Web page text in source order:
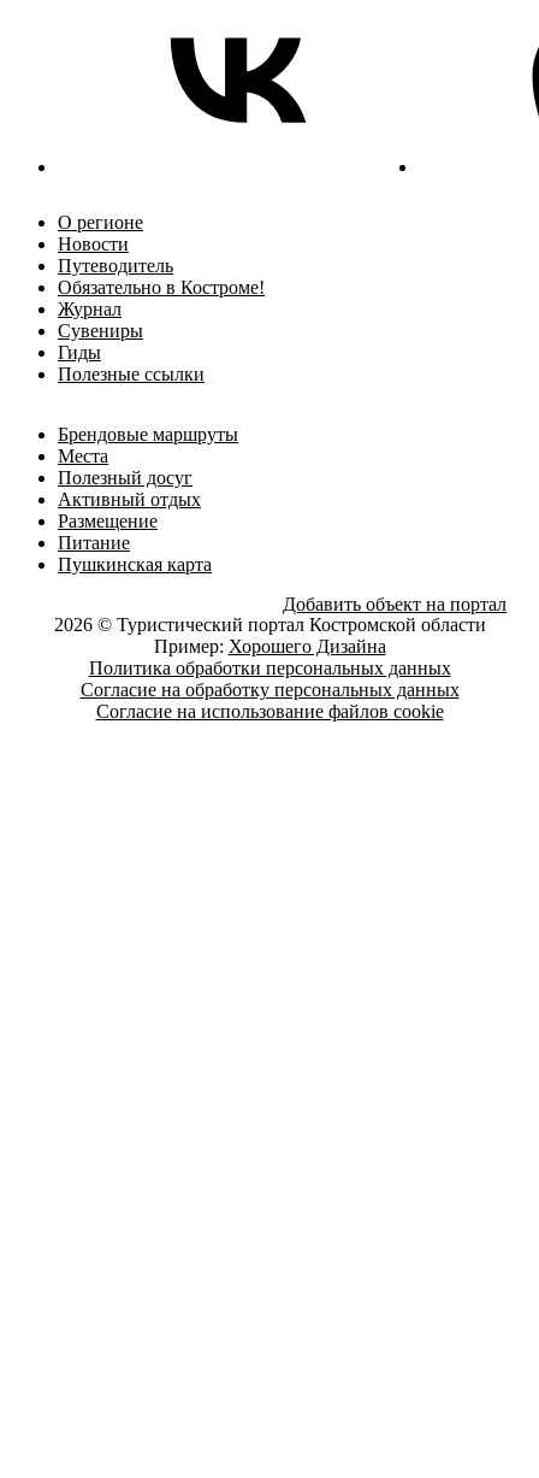
О регионе
Новости
Путеводитель
Обязательно в Костроме!
Журнал
Сувениры
Гиды
Полезные ссылки
Брендовые маршруты
Места
Полезный досуг
Активный отдых
Размещение
Питание
Пушкинская карта
Добавить объект на портал
2026 © Туристический портал Костромской области
Пример: Хорошего Дизайна
Политика обработки персональных данных
Согласие на обработку персональных данных
Согласие на использование файлов cookie